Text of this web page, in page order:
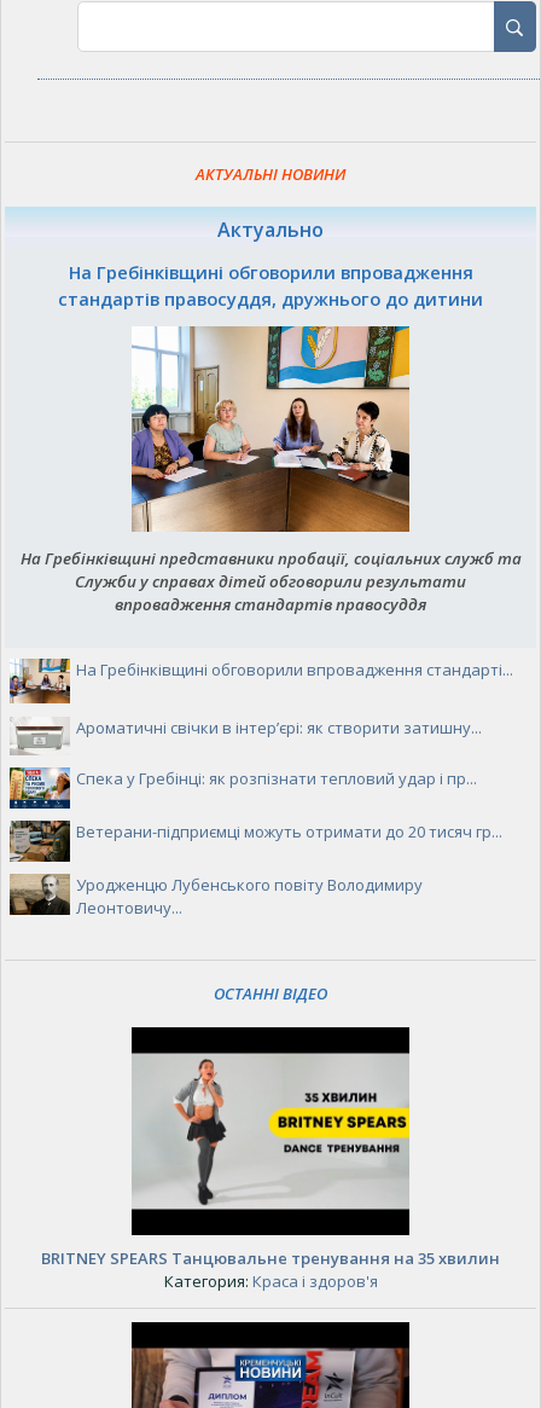
АКТУАЛЬНІ НОВИНИ
Актуально
На Гребінківщині обговорили впровадження
стандартів правосуддя, дружнього до дитини
На Гребінківщині представники пробації, соціальних служб та
Служби у справах дітей обговорили результати
впровадження стандартів правосуддя
На Гребінківщині обговорили впровадження стандарті...
Ароматичні свічки в інтер’єрі: як створити затишну...
Спека у Гребінці: як розпізнати тепловий удар і пр...
Ветерани-підприємці можуть отримати до 20 тисяч гр...
Уродженцю Лубенського повіту Володимиру
Леонтовичу...
ОСТАННІ ВІДЕО
BRITNEY SPEARS Танцювальне тренування на 35 хвилин
Категория: Краса і здоров'я